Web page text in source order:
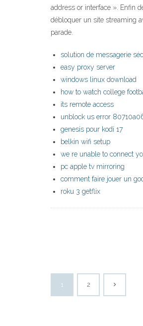
address or interface ». Enfin
débloquer un site streaming
parade.
solution de messagerie
easy proxy server
windows linux download
how to watch college
its remote access
unblock us error
genesis pour kodi 17
belkin wifi setup
we re unable to connect
pc apple tv mirroring
comment faire jouer un
roku 3 getflix
1 2